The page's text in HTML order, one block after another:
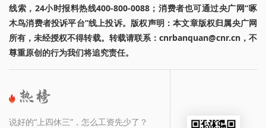
线索，24小时报料热线400-800-0088；消费者也可通过央广网“啄
木鸟消费者投诉平台”线上投诉。版权声明：本文章版权归属央广网
所有，未经授权不得转载。转载请联系：cnrbanquan@cnr.cn，不
尊重原创的行为我们将追究责任。
说好的“上四休三”，怎么工资先少了？